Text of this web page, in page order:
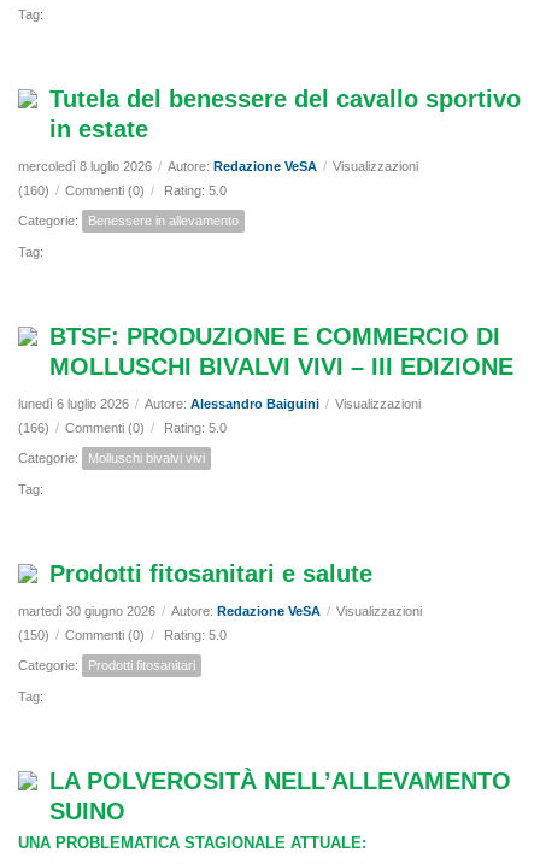
Tag:
Tutela del benessere del cavallo sportivo
in estate
mercoledì 8 luglio 2026 / Autore: Redazione VeSA / Visualizzazioni
(160) / Commenti (0) / Rating: 5.0
Categorie: Benessere in allevamento
Tag:
BTSF: PRODUZIONE E COMMERCIO DI
MOLLUSCHI BIVALVI VIVI – III EDIZIONE
lunedì 6 luglio 2026 / Autore: Alessandro Baiguini / Visualizzazioni
(166) / Commenti (0) / Rating: 5.0
Categorie: Molluschi bivalvi vivi
Tag:
Prodotti fitosanitari e salute
martedì 30 giugno 2026 / Autore: Redazione VeSA / Visualizzazioni
(150) / Commenti (0) / Rating: 5.0
Categorie: Prodotti fitosanitari
Tag:
LA POLVEROSITÀ NELL’ALLEVAMENTO
SUINO
UNA PROBLEMATICA STAGIONALE ATTUALE: